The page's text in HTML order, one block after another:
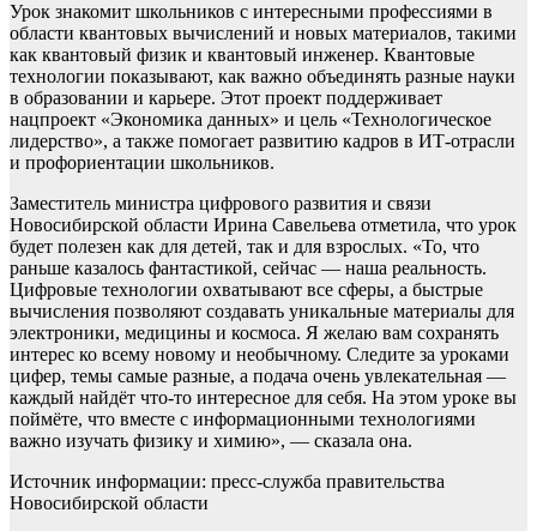
Урок знакомит школьников с интересными профессиями в
области квантовых вычислений и новых материалов, такими
как квантовый физик и квантовый инженер. Квантовые
технологии показывают, как важно объединять разные науки
в образовании и карьере. Этот проект поддерживает
нацпроект «Экономика данных» и цель «Технологическое
лидерство», а также помогает развитию кадров в ИТ-отрасли
и профориентации школьников.
Заместитель министра цифрового развития и связи
Новосибирской области Ирина Савельева отметила, что урок
будет полезен как для детей, так и для взрослых. «То, что
раньше казалось фантастикой, сейчас — наша реальность.
Цифровые технологии охватывают все сферы, а быстрые
вычисления позволяют создавать уникальные материалы для
электроники, медицины и космоса. Я желаю вам сохранять
интерес ко всему новому и необычному. Следите за уроками
цифер, темы самые разные, а подача очень увлекательная —
каждый найдёт что-то интересное для себя. На этом уроке вы
поймёте, что вместе с информационными технологиями
важно изучать физику и химию», — сказала она.
Источник информации: пресс-служба правительства
Новосибирской области